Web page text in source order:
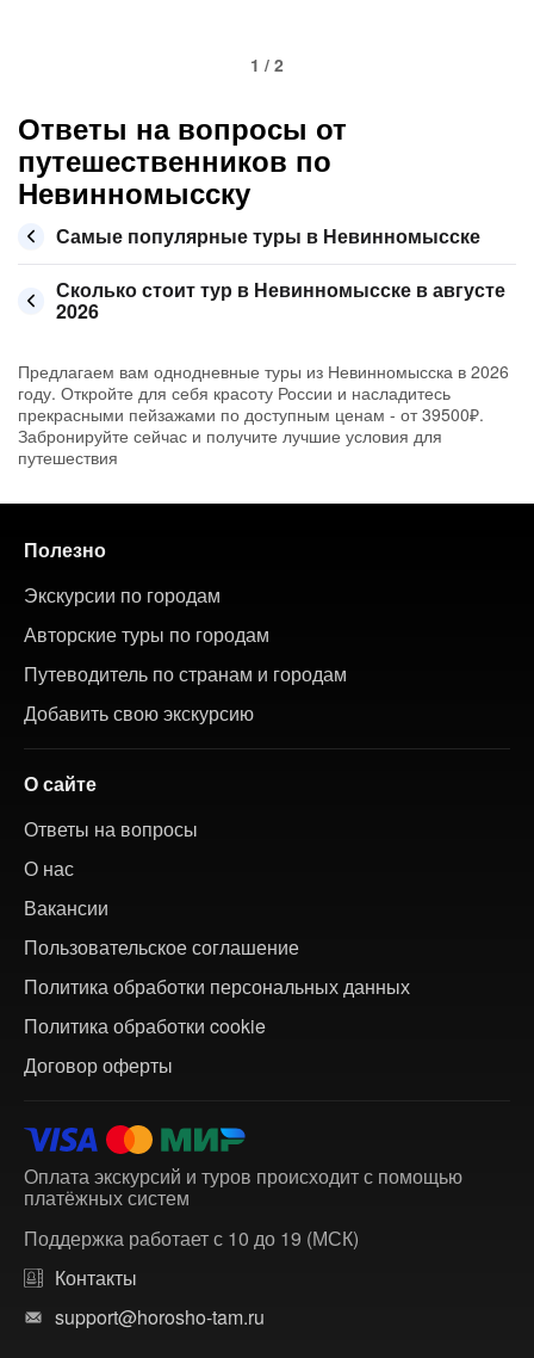
1 / 2
Ответы на вопросы от
путешественников по
Невинномысску
Самые популярные туры в Невинномысске
Сколько стоит тур в Невинномысске в августе
2026
Предлагаем вам однодневные туры из Невинномысска в 2026
году. Откройте для себя красоту России и насладитесь
прекрасными пейзажами по доступным ценам - от 39500₽.
Забронируйте сейчас и получите лучшие условия для
путешествия
Полезно
Экскурсии по городам
Авторские туры по городам
Путеводитель по странам и городам
Добавить свою экскурсию
О сайте
Ответы на вопросы
О нас
Вакансии
Пользовательское соглашение
Политика обработки персональных данных
Политика обработки cookie
Договор оферты
Оплата экскурсий и туров происходит с помощью
платёжных систем
Поддержка работает с 10 до 19 (МСК)
Контакты
support@horosho-tam.ru